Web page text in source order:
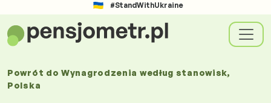
#StandWithUkraine
Powrót do Wynagrodzenia według stanowisk,
Polska